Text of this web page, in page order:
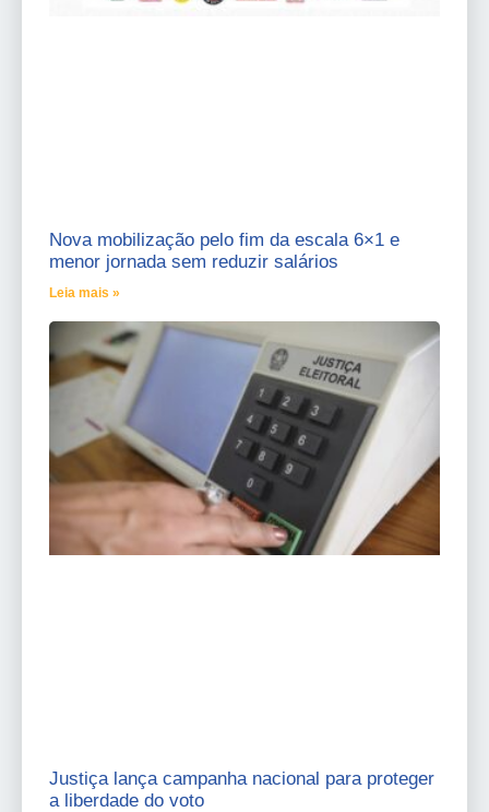
Nova mobilização pelo fim da escala 6×1 e
menor jornada sem reduzir salários
Leia mais »
Justiça lança campanha nacional para proteger
a liberdade do voto